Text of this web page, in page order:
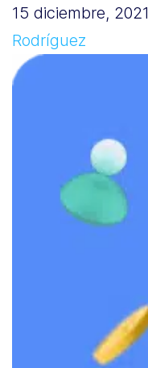
15 diciembre, 2021
Rodríguez